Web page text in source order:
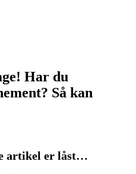
Har du
Så kan
artikel er låst…